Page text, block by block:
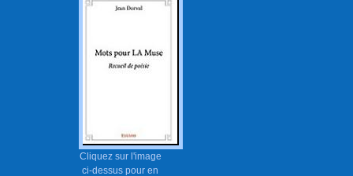
Cliquez sur l'image
ci-dessus pour en